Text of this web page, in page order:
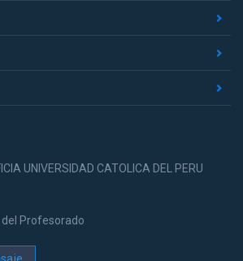
UNIVERSIDAD CATOLICA DEL PERU
Profesorado